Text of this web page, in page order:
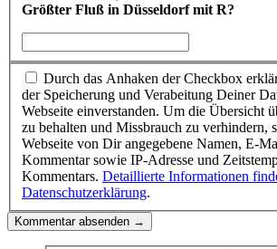
Größter Fluß in Düsseldorf mit R?
Durch das Anhaken der Checkbox
der Speicherung und Verabeitung Deiner
Webseite einverstanden. Um die Übersicht
zu behalten und Missbrauch zu verhindern,
Webseite von Dir angegebene Namen, E-
Kommentar sowie IP-Adresse und
Kommentars. Detaillierte Informationen
Datenschutzerklärung.